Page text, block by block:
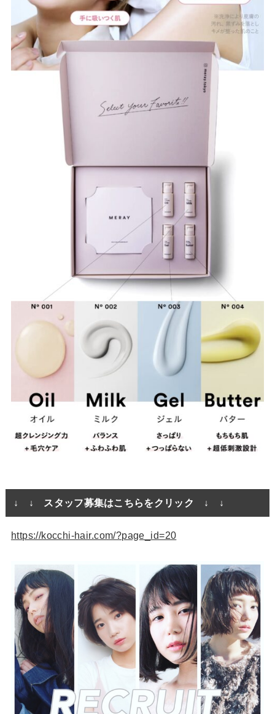
↓ ↓ スタッフ募集はこちらをクリック ↓ ↓
https://kocchi-hair.com/?page_id=20